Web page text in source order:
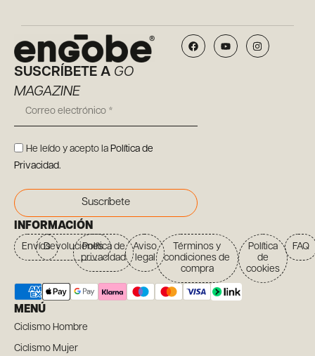
SUSCRÍBETE A GO
MAGAZINE
He leído y acepto la Política de
Privacidad.
Suscríbete
INFORMACIÓN
EnvíosDevolucionesPolítica de
privacidad
Aviso
legal
Términos y
condiciones de
compra
Política
de
cookies
FAQ
MENÚ
Ciclismo Hombre
Ciclismo Mujer